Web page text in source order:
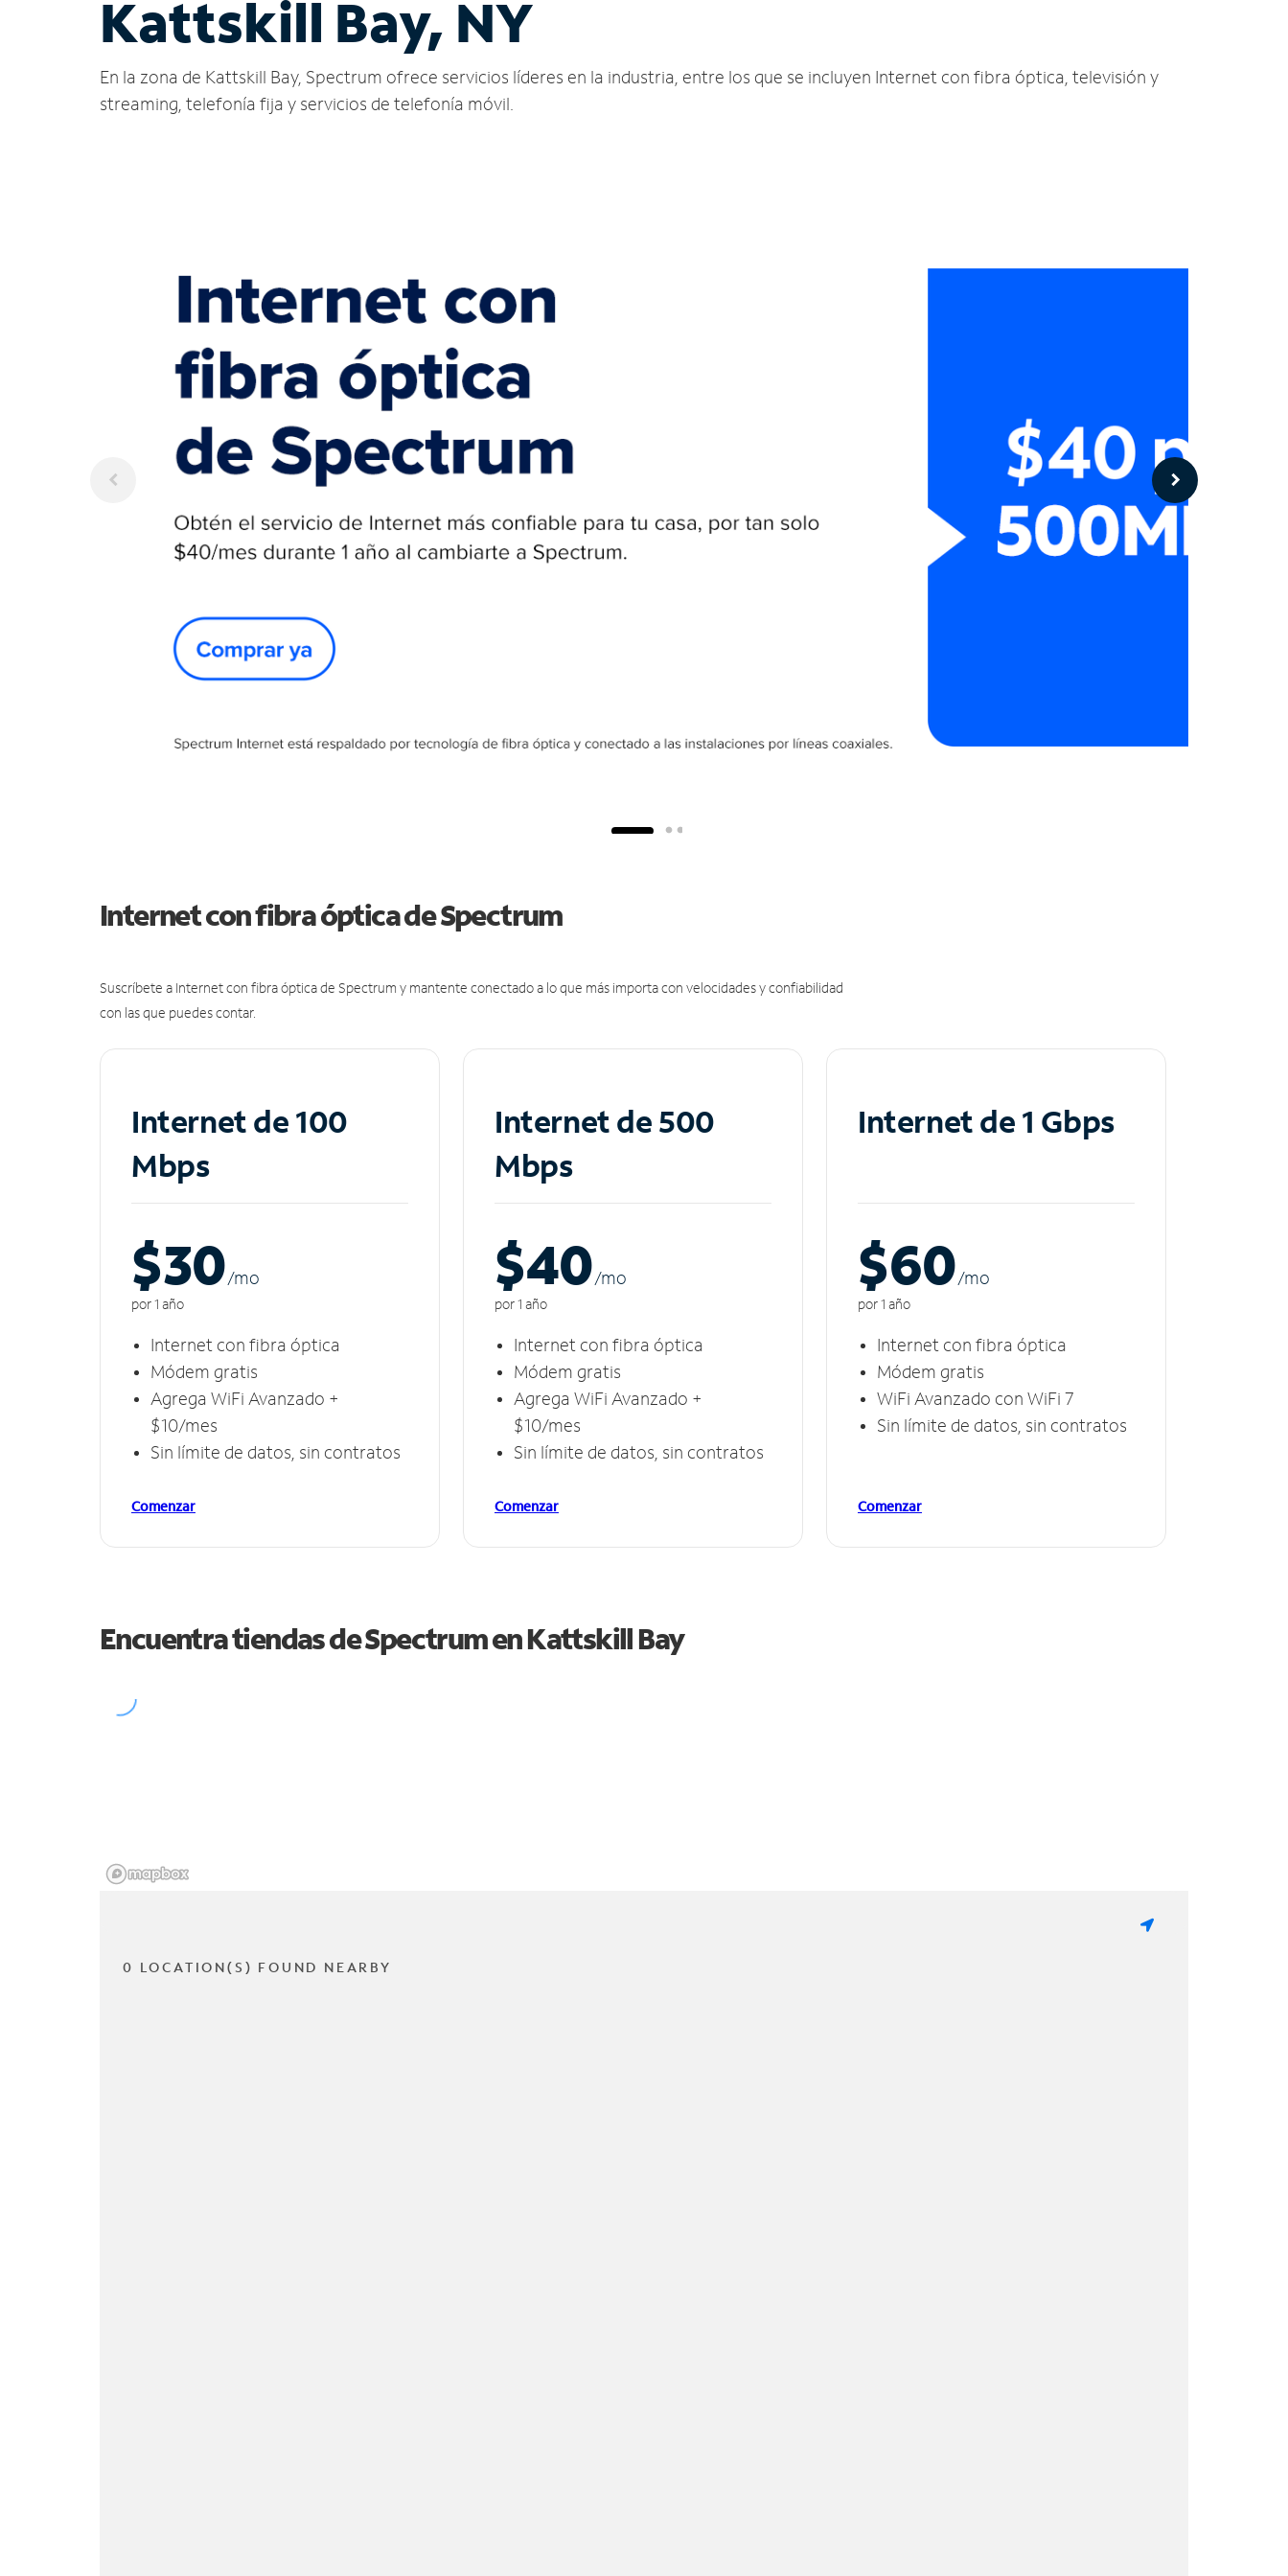
Kattskill Bay, NY
En la zona de Kattskill Bay, Spectrum ofrece servicios líderes en la industria, entre los que se incluyen Internet con fibra óptica, televisión y
streaming, telefonía fija y servicios de telefonía móvil.
Internet con fibra óptica de Spectrum
Suscríbete a Internet con fibra óptica de Spectrum y mantente conectado a lo que más importa con velocidades y confiabilidad
con las que puedes contar.
Internet de 100
Mbps
$30/mo
por 1 año
Internet con fibra óptica
Módem gratis
Agrega WiFi Avanzado +
$10/mes
Sin límite de datos, sin contratos
Comenzar
Internet de 500
Mbps
$40/mo
por 1 año
Internet con fibra óptica
Módem gratis
Agrega WiFi Avanzado +
$10/mes
Sin límite de datos, sin contratos
Comenzar
Internet de 1 Gbps
$60/mo
por 1 año
Internet con fibra óptica
Módem gratis
WiFi Avanzado con WiFi 7
Sin límite de datos, sin contratos
Comenzar
Encuentra tiendas de Spectrum enKattskill Bay
0 LOCATION(S) FOUND NEARBY